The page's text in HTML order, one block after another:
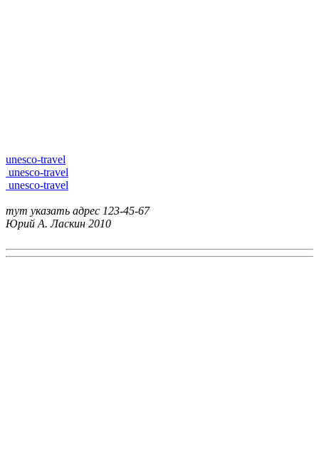
unesco-travel
unesco-travel
unesco-travel
тут указать адрес 123-45-67
Юрий А. Ласкин 2010